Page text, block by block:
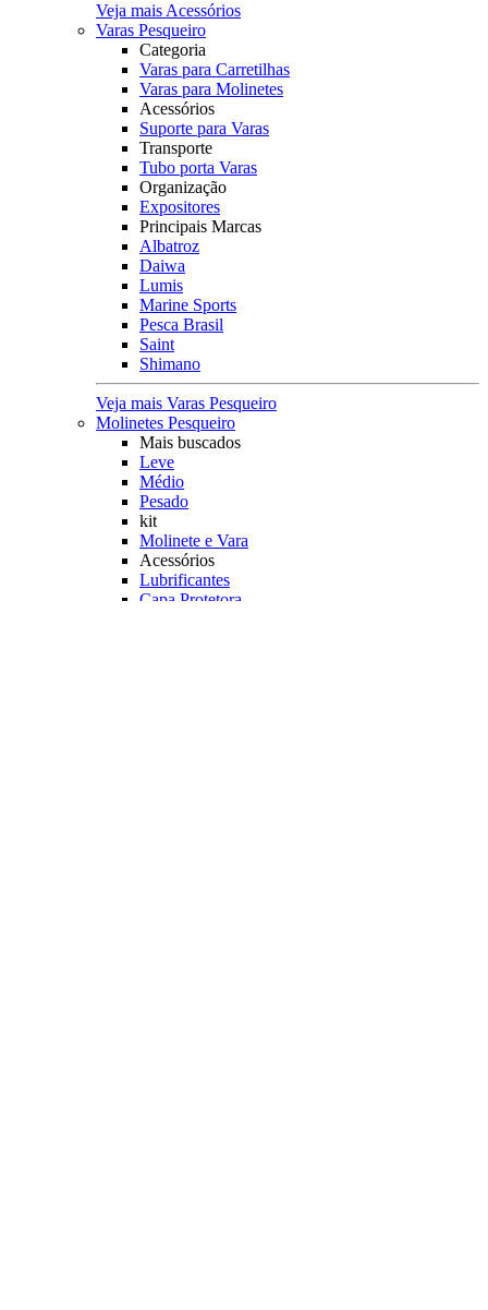
Veja mais Acessórios
Varas Pesqueiro
Categoria
Varas para Carretilhas
Varas para Molinetes
Acessórios
Suporte para Varas
Transporte
Tubo porta Varas
Organização
Expositores
Principais Marcas
Albatroz
Daiwa
Lumis
Marine Sports
Pesca Brasil
Saint
Shimano
Veja mais Varas Pesqueiro
Molinetes Pesqueiro
Mais buscados
Leve
Médio
Pesado
kit
Molinete e Vara
Acessórios
Lubrificantes
Capa Protetora